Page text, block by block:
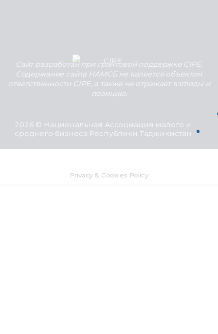
Сайт разработан при грантовой поддержке CIPE.
Содержание сайта НАМСБ не является объектом
ответственности CIPE, а также не отражает взгляды и
позицию.
2026 © Национальная Ассоциация малого и
среднего бизнеса Республики Таджикистан
Privacy & Cookies Policy